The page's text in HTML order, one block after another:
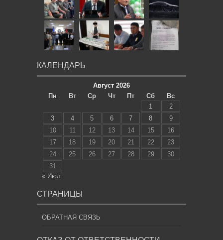
КАЛЕНДАРЬ
Август 2026
Пн
Вт Ср Чт Пт Сб
Вс
1
2
3
4 5 6 7 8
9
10
11 12 13 14 15
16
17
18 19 20 21 22
23
24
25 26 27 28 29
30
31
« Июл
СТРАНИЦЫ
ОБРАТНАЯ СВЯЗЬ